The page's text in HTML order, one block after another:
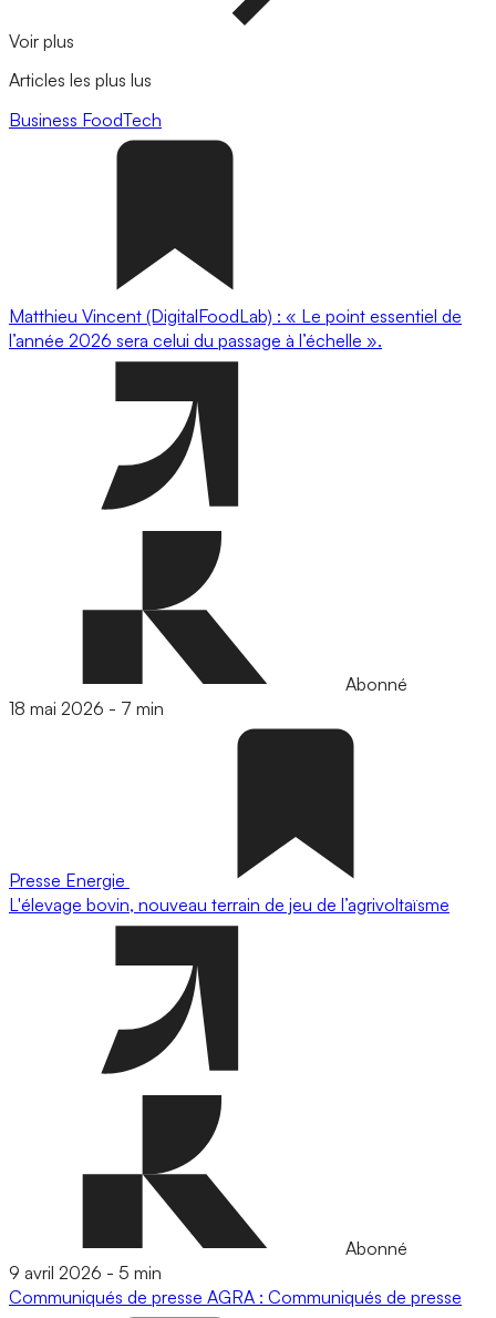
Voir plus
Articles les plus lus
Business FoodTech
Matthieu Vincent (DigitalFoodLab) : « Le point essentiel de
l’année 2026 sera celui du passage à l’échelle ».
Abonné
18 mai 2026 - 7 min
Presse Energie
L'élevage bovin, nouveau terrain de jeu de l’agrivoltaïsme
Abonné
9 avril 2026 - 5 min
Communiqués de presse AGRA : Communiqués de presse